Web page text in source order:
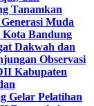
Tanamkan
Muda
Bandung
Dakwah dan
Observasi
Kabupaten
Gelar Pelatihan